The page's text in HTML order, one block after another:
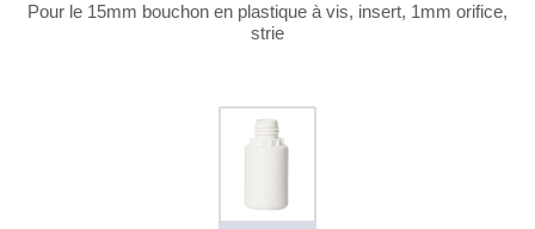
Pour le 15mm bouchon en plastique à vis, insert, 1mm orifice,
strie